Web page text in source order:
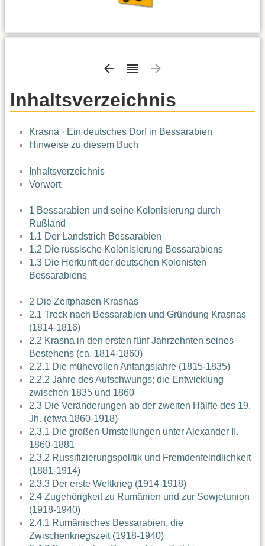
Inhaltsverzeichnis
Krasna · Ein deutsches Dorf in Bessarabien
Hinweise zu diesem Buch
Inhaltsverzeichnis
Vorwort
1 Bessarabien und seine Kolonisierung durch
Rußland
1.1 Der Landstrich Bessarabien
1.2 Die russische Kolonisierung Bessarabiens
1.3 Die Herkunft der deutschen Kolonisten
Bessarabiens
2 Die Zeitphasen Krasnas
2.1 Treck nach Bessarabien und Gründung Krasnas
(1814-1816)
2.2 Krasna in den ersten fünf Jahrzehnten seines
Bestehens (ca. 1814-1860)
2.2.1 Die mühevollen Anfangsjahre (1815-1835)
2.2.2 Jahre des Aufschwungs; die Entwicklung
zwischen 1835 und 1860
2.3 Die Veränderungen ab der zweiten Hälfte des 19.
Jh. (etwa 1860-1918)
2.3.1 Die großen Umstellungen unter Alexander II.
1860-1881
2.3.2 Russifizierungspolitik und Fremdenfeindlichkeit
(1881-1914)
2.3.3 Der erste Weltkrieg (1914-1918)
2.4 Zugehörigkeit zu Rumänien und zur Sowjetunion
(1918-1940)
2.4.1 Rumänisches Bessarabien, die
Zwischenkriegszeit (1918-1940)